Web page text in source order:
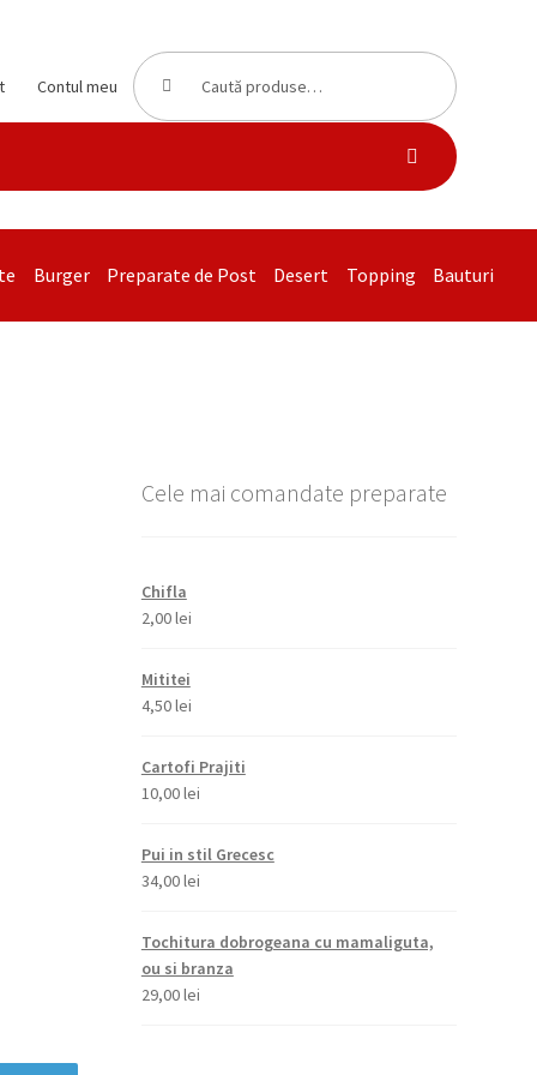
Contul meu
Caută
după:
Caută
Burger Preparate de Post Desert Topping Bauturi
Cele mai comandate preparate
Chifla
2,00lei
Mititei
4,50lei
Cartofi Prajiti
10,00lei
Pui in stil Grecesc
34,00lei
Tochitura dobrogeana cu mamaliguta,
ou si branza
29,00lei